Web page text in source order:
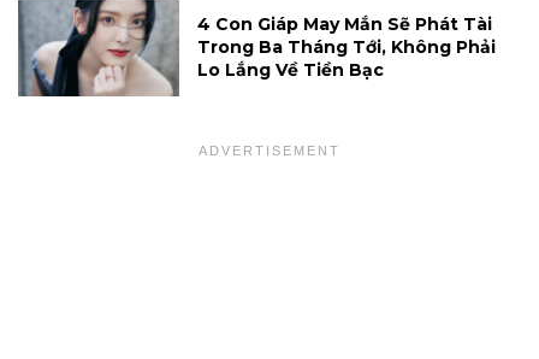
4 Con Giáp May Mắn Sẽ Phát Tài
Trong Ba Tháng Tới, Không Phải
Lo Lắng Về Tiền Bạc